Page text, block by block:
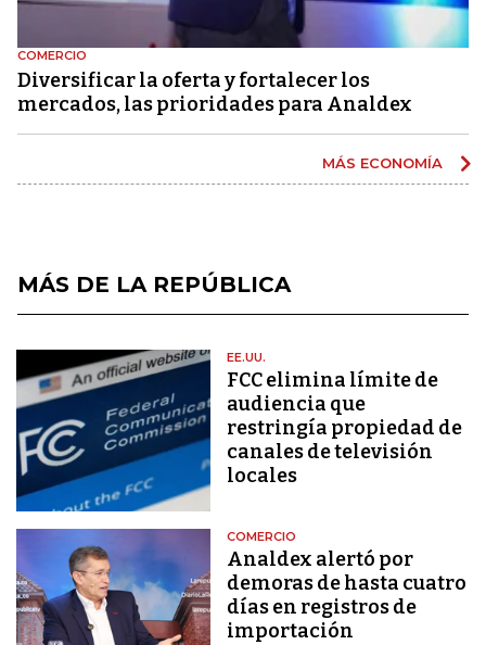
COMERCIO
Diversificar la oferta y fortalecer los
mercados, las prioridades para Analdex
MÁS ECONOMÍA
MÁS DE LA REPÚBLICA
EE.UU.
FCC elimina límite de
audiencia que
restringía propiedad de
canales de televisión
locales
COMERCIO
Analdex alertó por
demoras de hasta cuatro
días en registros de
importación